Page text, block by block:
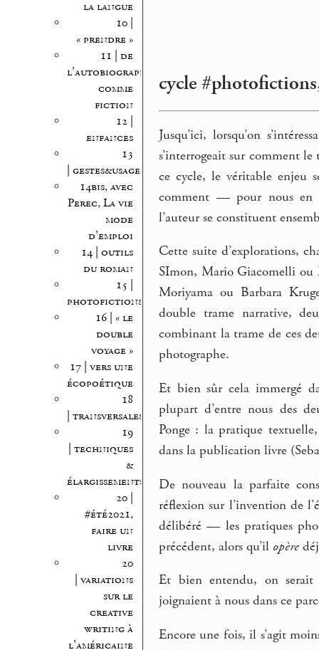
la langue
10 |
« prendre »
11 | de
l’autobiographie
comme
fiction
12 |
enfances
13
| gestes&usages
14bis, avec
Perec, La vie
mode
d’emploi
14 | outils
du roman
15 |
photofictions
16 | « le
double
voyage »
17 | vers une
écopoétique
18
| transversales
19
| techniques
&
élargissements
20 |
#été2021,
faire un
livre
20
| variations
sur le
creative
writing à
l’américaine
cycle
Jusqu’ici, lorsqu’on
s’interrogeait sur comment
ce cycle, le véritable enjeu
comment — pour nous en
l’auteur se constituent
Cette suite d’explorations,
SImon, Mario Giacomelli ou
Moriyama ou Barbara
double trame narrative,
combinant la trame de ces
photographe.
Et bien sûr cela immergé
plupart d’entre nous des
Ponge : la pratique
dans la publication livre
De nouveau la parfaite
réflexion sur l’invention de
délibéré — les pratiques
précédent, alors qu’il opère
Et bien entendu, on serait
joignaient à nous dans ce
Encore une fois, il s’agit